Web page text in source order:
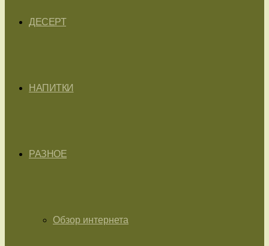
ДЕСЕРТ
НАПИТКИ
РАЗНОЕ
Обзор интернета